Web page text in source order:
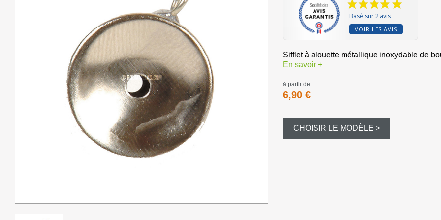
Armes de défense
Basé sur 2 avis
VOIR LES AVIS
Sifflet à alouette métallique inoxydable de
En savoir +
à partir de
6,90 €
CHOISIR LE MODÈLE >